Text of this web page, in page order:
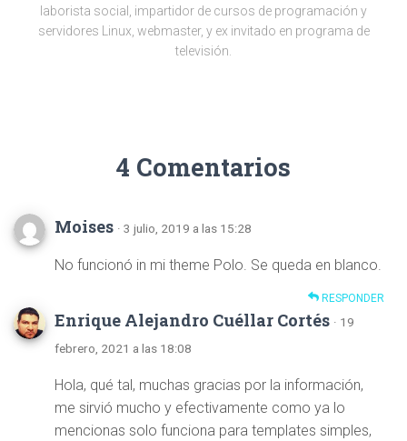
laborista social, impartidor de cursos de programación y
servidores Linux, webmaster, y ex invitado en programa de
televisión.
4 Comentarios
Moises · 3 julio, 2019 a las 15:28
No funcionó in mi theme Polo. Se queda en blanco.
RESPONDER
Enrique Alejandro Cuéllar Cortés · 19
febrero, 2021 a las 18:08
Hola, qué tal, muchas gracias por la información,
me sirvió mucho y efectivamente como ya lo
mencionas solo funciona para templates simples,